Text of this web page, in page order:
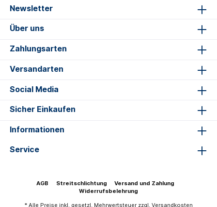
Newsletter
Über uns
Zahlungsarten
Versandarten
Social Media
Sicher Einkaufen
Informationen
Service
AGB Streitschlichtung
Versand und Zahlung
Widerrufsbelehrung
* Alle Preise inkl. gesetzl. Mehrwertsteuer zzgl. Versandkosten